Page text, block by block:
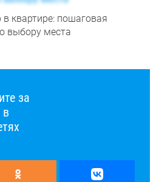
в квартире: пошаговая
выбору места
за